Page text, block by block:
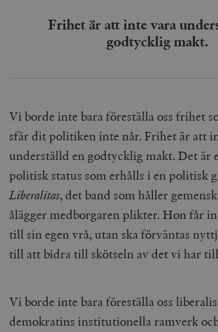
Frihet är att inte vara
godtycklig makt.
Vi borde inte bara föreställa oss frihet
sfär dit politiken inte når. Frihet är att
underställd en godtycklig makt. Det är
politisk status som erhålls i en politisk
Liberalitas, det band som håller
ålägger medborgaren plikter. Hon får
till sin egen vrå, utan ska förväntas
till att bidra till skötseln av det vi har
Vi borde inte bara föreställa oss
demokratins institutionella ramverk